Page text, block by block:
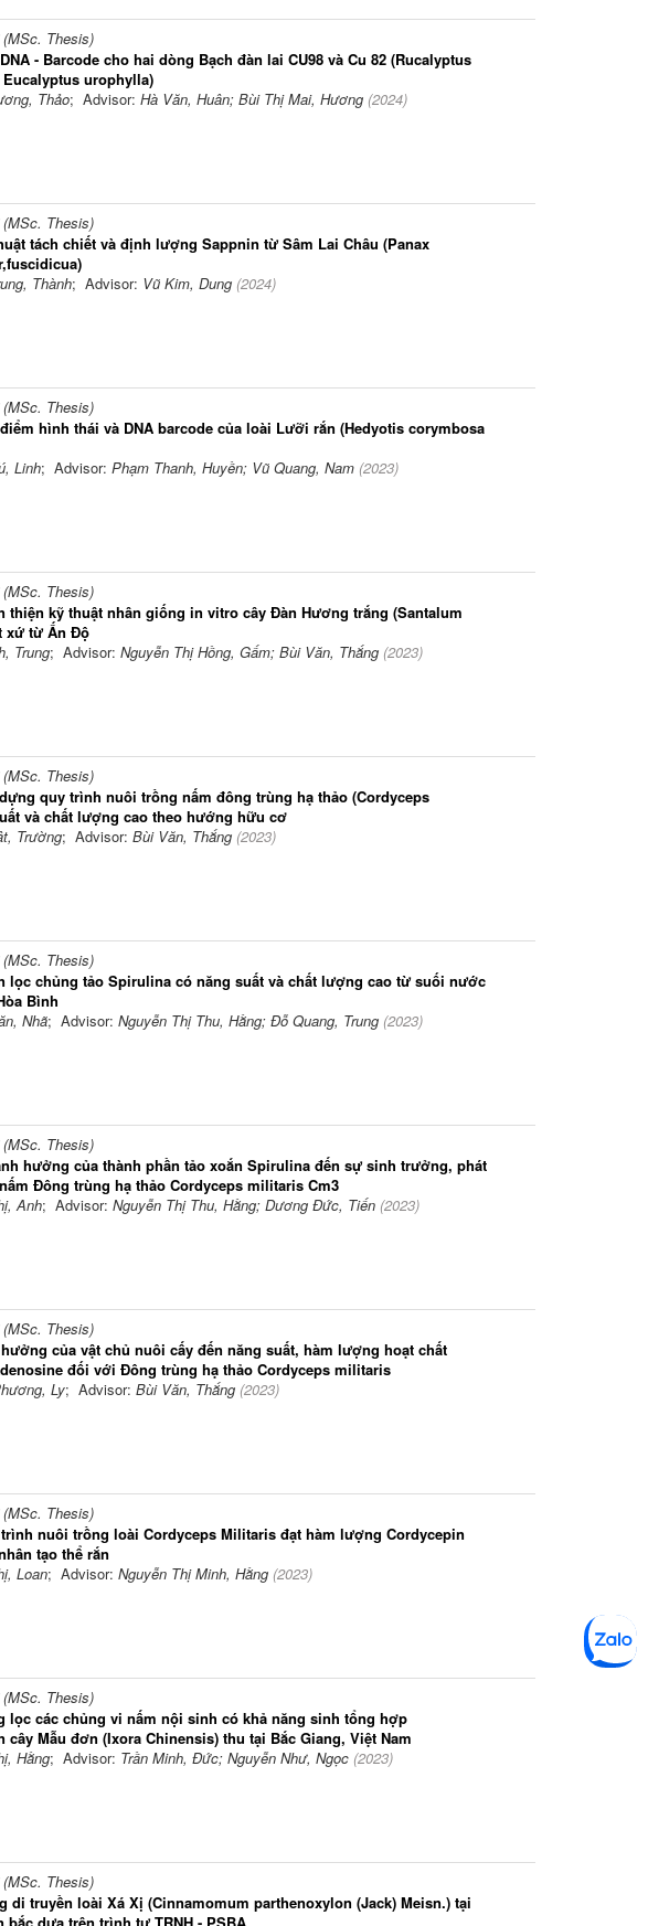
Thesis)
- Barcode cho hai dòng Bạch đàn lai CU98 và Cu 82 (Rucalyptus
urophylla)
Thảo; Advisor:Hà Văn, Huân; Bùi Thị Mai, Hương (2024)
Thesis)
tách chiết và định lượng Sappnin từ Sâm Lai Châu (Panax
Thành; Advisor: Vũ Kim, Dung (2024)
Thesis)
hình thái và DNA barcode của loài Lưỡi rắn (Hedyotis corymbosa
Linh; Advisor:Phạm Thanh, Huyền; Vũ Quang, Nam (2023)
Thesis)
thiện kỹ thuật nhân giống in vitro cây Đàn Hương trắng (Santalum
xứ từ Ấn Độ
Trung; Advisor:Nguyễn Thị Hồng, Gấm; Bùi Văn, Thắng (2023)
Thesis)
quy trình nuôi trồng nấm đông trùng hạ thảo (Cordyceps
và chất lượng cao theo hướng hữu cơ
Trường; Advisor:Bùi Văn, Thắng (2023)
Thesis)
lọc chủng tảo Spirulina có năng suất và chất lượng cao từ suối nước
Bình
Nhã; Advisor:Nguyễn Thị Thu, Hằng; Đỗ Quang, Trung (2023)
Thesis)
hưởng của thành phần tảo xoắn Spirulina đến sự sinh trưởng, phát
Đông trùng hạ thảo Cordyceps militaris Cm3
Anh; Advisor:Nguyễn Thị Thu, Hằng; Dương Đức, Tiến (2023)
Thesis)
của vật chủ nuôi cấy đến năng suất, hàm lượng hoạt chất
đối với Đông trùng hạ thảo Cordyceps militaris
Ly; Advisor:Bùi Văn, Thắng (2023)
Thesis)
nuôi trồng loài Cordyceps Militaris đạt hàm lượng Cordycepin
tạo thể rắn
Loan; Advisor:Nguyễn Thị Minh, Hằng (2023)
Thesis)
lọc các chủng vi nấm nội sinh có khả năng sinh tổng hợp
cây Mẫu đơn (Ixora Chinensis) thu tại Bắc Giang, Việt Nam
Hằng; Advisor: Trần Minh, Đức; Nguyễn Như, Ngọc (2023)
Thesis)
di truyền loài Xá Xị (Cinnamomum parthenoxylon (Jack) Meisn.) tại